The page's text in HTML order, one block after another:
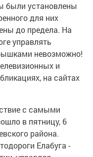
были установлены
для них
до предела. На
управлять
невозможно!
и
на сайтах
с самыми
в пятницу, 6
района.
Елабуга -